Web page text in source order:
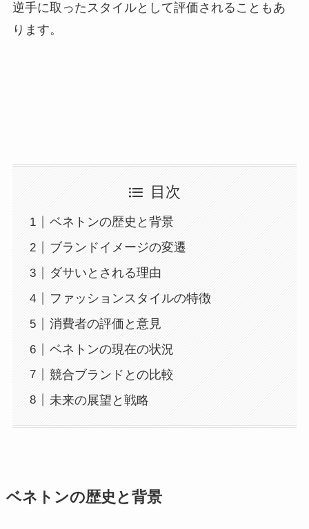
逆手に取ったスタイルとして評価されることもあ
ります。
目次
ベネトンの歴史と背景
ブランドイメージの変遷
ダサいとされる理由
ファッションスタイルの特徴
消費者の評価と意見
ベネトンの現在の状況
競合ブランドとの比較
未来の展望と戦略
ベネトンの歴史と背景